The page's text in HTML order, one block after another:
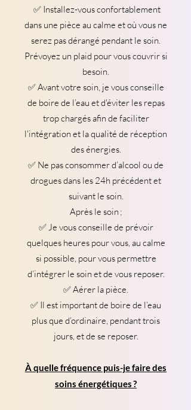
✅ Installez-vous confortablement
dans une pièce au calme et où vous ne
serez pas dérangé pendant le soin.
Prévoyez un plaid pour vous couvrir si
besoin.
✅ Avant votre soin, je vous conseille
de boire de l’eau et d'éviter les repas
trop chargés afin de faciliter
l'intégration et la qualité de réception
des énergies.
✅ Ne pas consommer d’alcool ou de
drogues dans les 24h précédent et
suivant le soin.
Après le soin ;
✅ Je vous conseille de prévoir
quelques heures pour vous, au calme
si possible, pour vous permettre
d’intégrer le soin et de vous reposer.
✅ Aérer la pièce.
✅ Il est important de boire de l’eau
plus que d’ordinaire, pendant trois
jours, et de se reposer.
À quelle fréquence puis-je faire des
soins énergétiques ?